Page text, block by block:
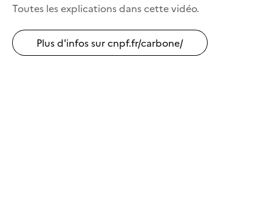
Toutes les explications dans cette vidéo.
Plus d'infos sur cnpf.fr/carbone/